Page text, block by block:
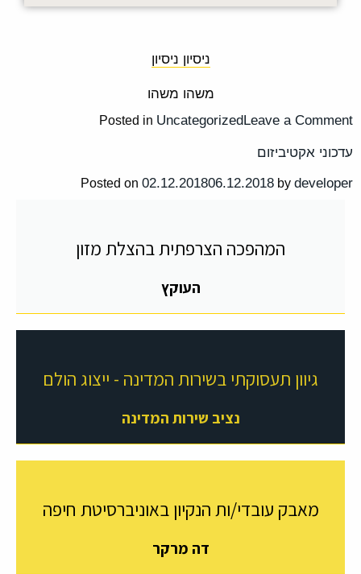
ניסיון ניסיון
משהו משהו
Posted in UncategorizedLeave a Comment
עדכוני אקטיביזום
Posted on 02.12.201806.12.2018 by developer
המהפכה הצרפתית בהצלת מזון
העוקץ
גיוון תעסוקתי בשירות המדינה - ייצוג הולם
נציב שירות המדינה
מאבק עובדי/ות הנקיון באוניברסיטת חיפה
דה מרקר